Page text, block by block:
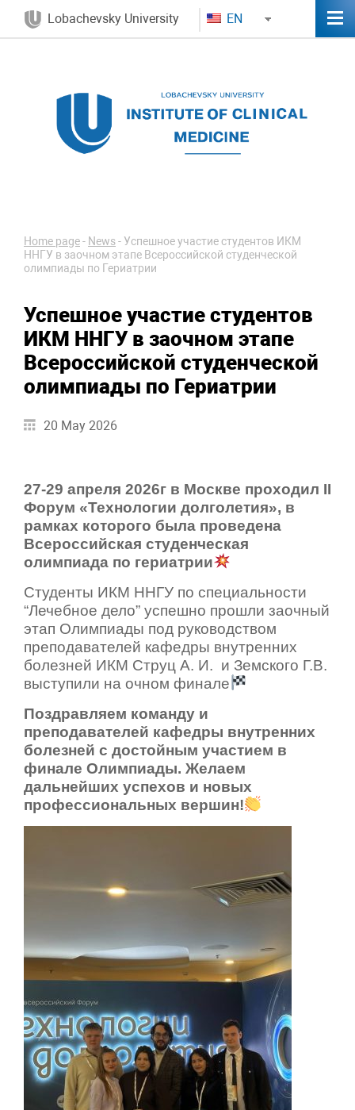
Lobachevsky University EN
Home page- News- Успешное участие студентов ИКМ
ННГУ в заочном этапе Всероссийской студенческой
олимпиады по Гериатрии
Успешное участие студентов
ИКМ ННГУ в заочном этапе
Всероссийской студенческой
олимпиады по Гериатрии
20 May 2026
27-29 апреля 2026г в Москве проходил II
Форум «Технологии долголетия», в
рамках которого была проведена
Всероссийская студенческая
олимпиада по гериатрии
Студенты ИКМ ННГУ по специальности
“Лечебное дело” успешно прошли заочный
этап Олимпиады под руководством
преподавателей кафедры внутренних
болезней ИКМ Струц А. И. и Земского Г.В.
выступили на очном финале
Поздравляем команду и
преподавателей кафедры внутренних
болезней с достойным участием в
финале Олимпиады. Желаем
дальнейших успехов и новых
профессиональных вершин!